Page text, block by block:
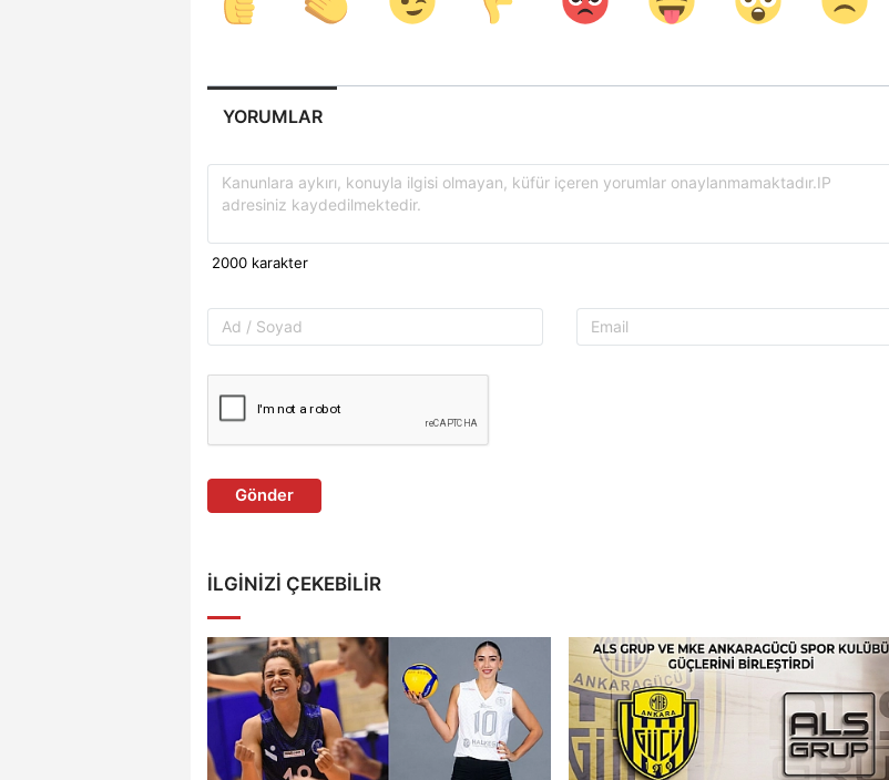
YORUMLAR
Gönder
İLGINIZI ÇEKEBILIR